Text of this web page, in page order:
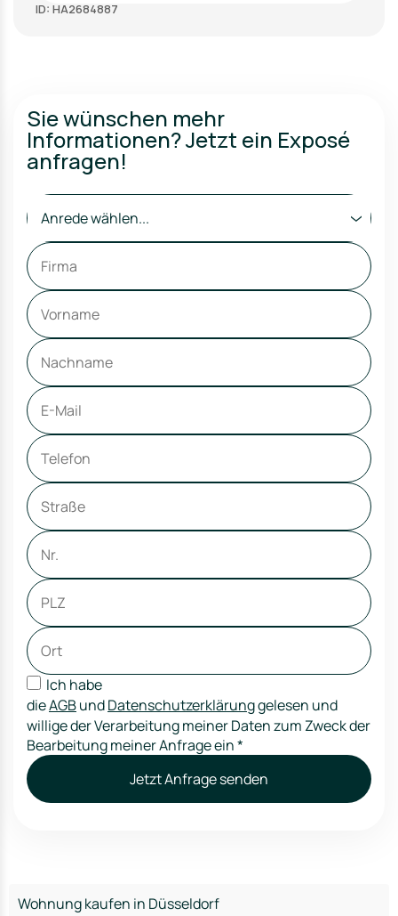
ID: HA2684887
Sie wünschen mehr
Informationen? Jetzt ein Exposé
anfragen!
Anrede wählen...
Ich habe
dieAGBundDatenschutzerklärunggelesen und
willige der Verarbeitung meiner Daten zum Zweck der
Bearbeitung meiner Anfrage ein*
Jetzt Anfrage senden
Wohnung kaufen in Düsseldorf